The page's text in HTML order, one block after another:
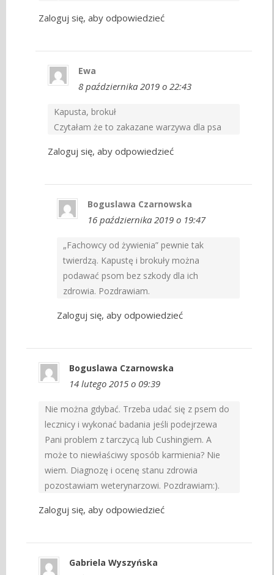
Zaloguj się, aby odpowiedzieć
Ewa
8 października 2019 o 22:43
Kapusta, brokuł
Czytałam że to zakazane warzywa dla psa
Zaloguj się, aby odpowiedzieć
Boguslawa Czarnowska
16 października 2019 o 19:47
„Fachowcy od żywienia” pewnie tak
twierdzą. Kapustę i brokuły można
podawać psom bez szkody dla ich
zdrowia. Pozdrawiam.
Zaloguj się, aby odpowiedzieć
Boguslawa Czarnowska
14 lutego 2015 o 09:39
Nie można gdybać. Trzeba udać się z psem do
lecznicy i wykonać badania jeśli podejrzewa
Pani problem z tarczycą lub Cushingiem. A
może to niewłaściwy sposób karmienia? Nie
wiem. Diagnozę i ocenę stanu zdrowia
pozostawiam weterynarzowi. Pozdrawiam:).
Zaloguj się, aby odpowiedzieć
Gabriela Wyszyńska